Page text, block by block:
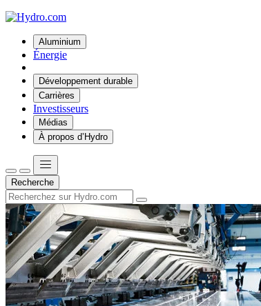
Aluminium
Énergie
Développement durable
Carrières
Investisseurs
Médias
À propos d’Hydro
Recherche